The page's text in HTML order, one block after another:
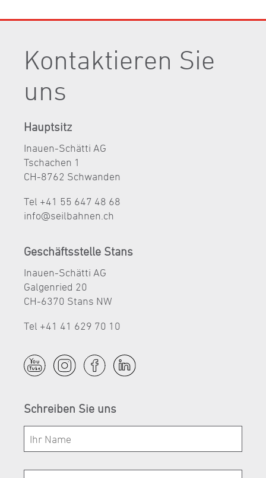
Kontaktieren Sie
uns
Hauptsitz
Inauen-Schätti AG
Tschachen 1
CH-8762 Schwanden
Tel +41 55 647 48 68
nf
s lb hn n ch
Geschäftsstelle Stans
Inauen-Schätti AG
Galgenried 20
CH-6370 Stans NW
Tel +41 41 629 70 10
Schreiben Sie uns